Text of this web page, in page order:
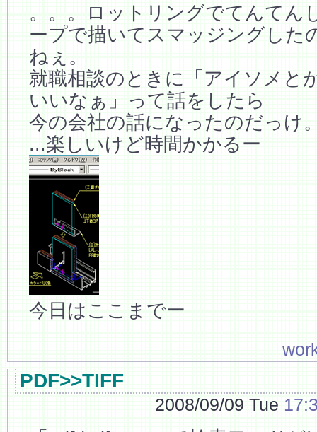
。。。ロットリングでてんてん
ープで描いてスマッジングした
ねぇ。
就職相談のときに「アイソメと
いいなぁ」って話をしたら
今の会社の話になったのだっけ
...楽しいけど時間かかるー
今日はここまでー
PDF>>TIFF
2008/09/09 Tue